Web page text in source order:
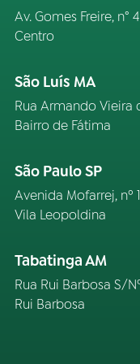
Av. Gomes Freire, n°
Centro
São Luís MA
Rua Armando Vieira
Bairro de Fátima
São Paulo SP
Avenida Mofarrej, nº
Vila Leopoldina
Tabatinga AM
Rua Rui Barbosa S/
Rui Barbosa